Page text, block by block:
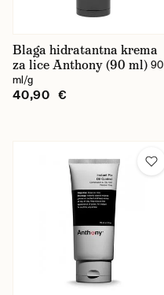
Blaga hidratantna krema
za lice Anthony (90 ml) 90
ml/g
40,90 €